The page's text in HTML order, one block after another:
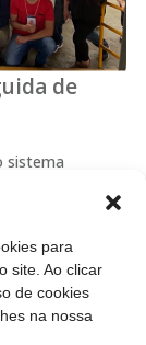
para
site. Ao clicar
de cookies
na nossa
de
sistema
entre os dias 3
Sessão